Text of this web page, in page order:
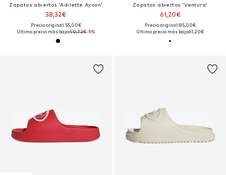
Zapatos abiertos 'Adilette Ayoon'
38,32€
Precio original: 55,00€
Último precio más bajo:40,72€-5%
Zapatos abiertos 'Ventura'
61,20€
Precio original: 85,00€
Último precio más bajo:61,20€